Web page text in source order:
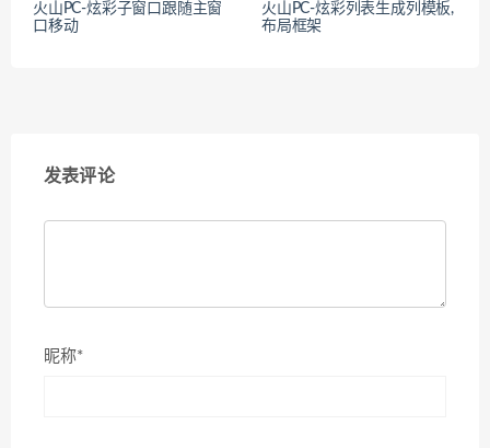
火山PC-炫彩子窗口跟随主窗
口移动
火山PC-炫彩列表生成列模板,
布局框架
发表评论
昵称*